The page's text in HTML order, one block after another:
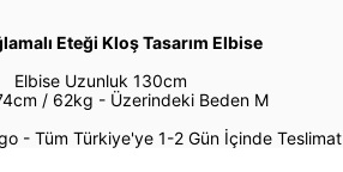
Eteği Kloş Tasarım Elbise
Elbise Uzunluk 130cm
/ 62kg - Üzerindeki Beden M
- Tüm Türkiye'ye 1-2 Gün İçinde Teslimat